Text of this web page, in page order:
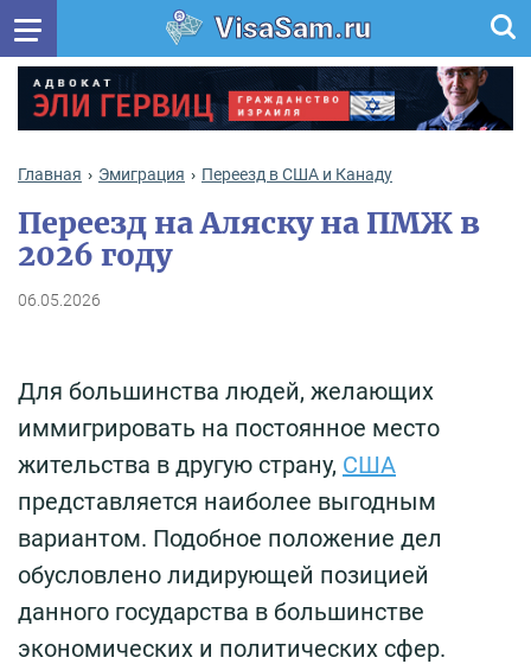
VisaSam.ru
Главная Эмиграция Переезд в США и Канаду
Переезд на Аляску на ПМЖ в
2026 году
06.05.2026
Для большинства людей, желающих
иммигрировать на постоянное место
жительства в другую страну, США
представляется наиболее выгодным
вариантом. Подобное положение дел
обусловлено лидирующей позицией
данного государства в большинстве
экономических и политических сфер.